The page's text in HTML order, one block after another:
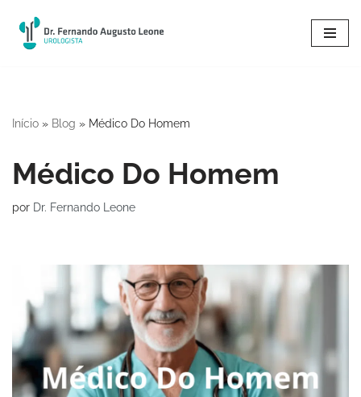
Pular
Início » Blog » Médico Do Homem
Médico Do Homem
por Dr. Fernando Leone